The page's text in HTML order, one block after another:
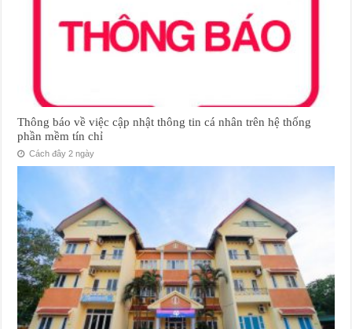
Thông báo về việc cập nhật thông tin cá nhân trên hệ thống
phần mềm tín chỉ
Cách đây 2 ngày